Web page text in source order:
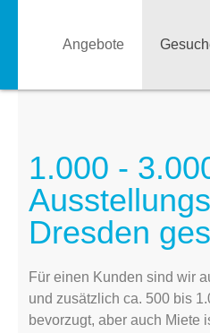
Angebote
1.000 -
Dresden
Für einen Kunden sind wir
und zusätzlich ca. 500 bis
bevorzugt, aber auch Miete